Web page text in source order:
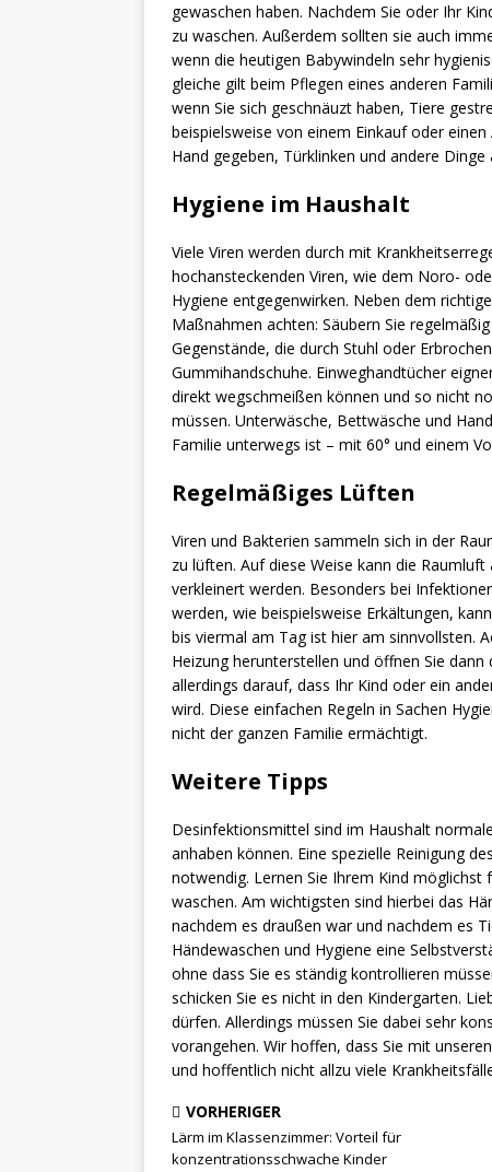
gewaschen haben. Nachdem Sie oder Ihr
zu waschen. Außerdem sollten sie auch
wenn die heutigen Babywindeln sehr
gleiche gilt beim Pflegen eines anderen
wenn Sie sich geschnäuzt haben, Tiere
beispielsweise von einem Einkauf oder
Hand gegeben, Türklinken und andere Dinge
Hygiene im Haushalt
Viele Viren werden durch mit
hochansteckenden Viren, wie dem Noro-
Hygiene entgegenwirken. Neben dem
Maßnahmen achten: Säubern Sie
Gegenstände, die durch Stuhl oder
Gummihandschuhe. Einweghandtücher
direkt wegschmeißen können und so nicht
müssen. Unterwäsche, Bettwäsche und
Familie unterwegs ist – mit 60° und einem
Regelmäßiges Lüften
Viren und Bakterien sammeln sich in der
zu lüften. Auf diese Weise kann die
verkleinert werden. Besonders bei
werden, wie beispielsweise Erkältungen,
bis viermal am Tag ist hier am sinnvollsten.
Heizung herunterstellen und öffnen Sie
allerdings darauf, dass Ihr Kind oder ein
wird. Diese einfachen Regeln in Sachen
nicht der ganzen Familie ermächtigt.
Weitere Tipps
Desinfektionsmittel sind im Haushalt
anhaben können. Eine spezielle Reinigung
notwendig. Lernen Sie Ihrem Kind
waschen. Am wichtigsten sind hierbei das
nachdem es draußen war und nachdem es
Händewaschen und Hygiene eine
ohne dass Sie es ständig kontrollieren
schicken Sie es nicht in den Kindergarten.
dürfen. Allerdings müssen Sie dabei sehr
vorangehen. Wir hoffen, dass Sie mit
und hoffentlich nicht allzu viele
VORHERIGER
Lärm im Klassenzimmer: Vorteil für
konzentrationsschwache Kinder